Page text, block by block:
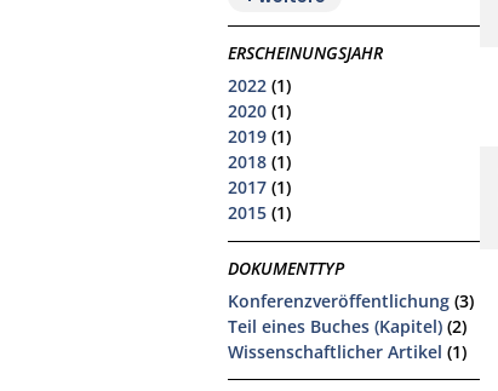
ERSCHEINUNGSJAHR
2022 (1)
2020 (1)
2019 (1)
2018 (1)
2017 (1)
2015 (1)
DOKUMENTTYP
Konferenzveröffentlichung (3)
Teil eines Buches (Kapitel) (2)
Wissenschaftlicher Artikel (1)